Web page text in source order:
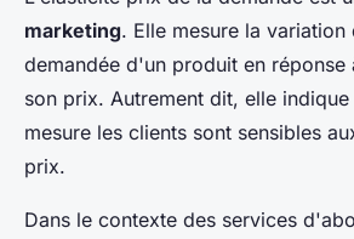
marketing. Elle mesure la variation
demandée d'un produit en réponse
son prix. Autrement dit, elle
mesure les clients sont sensibles
prix.
Dans le contexte des services